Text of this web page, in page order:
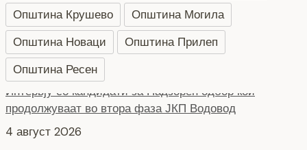
Општина Крушево
Општина Могила
Општина Новаци
Општина Прилеп
Општина Ресен
Интервју за Надзорен одбор на кандидати кои
продолжуваат во втора фаза КЈП Нискоградба
4 август 2026